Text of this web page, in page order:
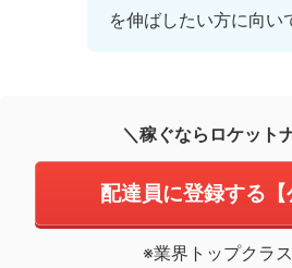
を伸ばしたい方に向い
＼稼ぐならロケット
配達員に登録する【
※業界トップクラ